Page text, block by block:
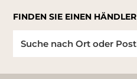
FINDEN SIE EINEN